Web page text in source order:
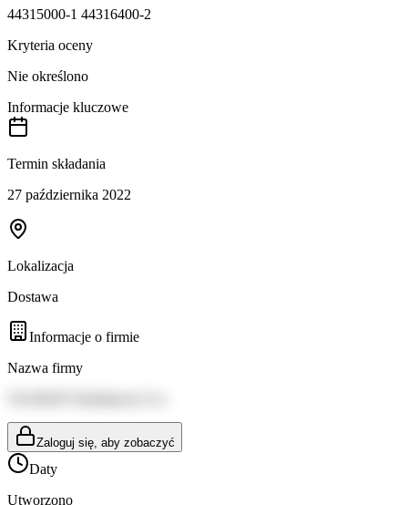
44315000-1 44316400-2
Kryteria oceny
Nie określono
Informacje kluczowe
Termin składania
27 października 2022
Lokalizacja
Dostawa
Informacje o firmie
Nazwa firmy
Zaloguj się, aby zobaczyć
Daty
Utworzono